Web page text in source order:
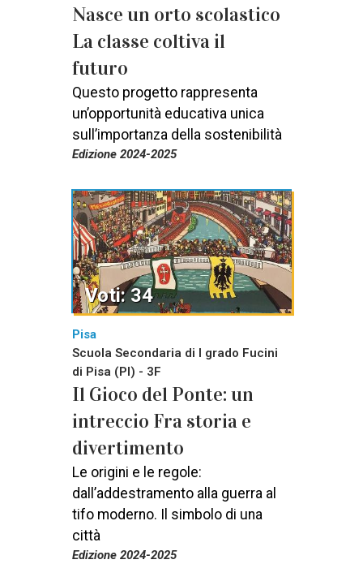
Nasce un orto scolastico
La classe coltiva il
futuro
Questo progetto rappresenta
un’opportunità educativa unica
sull’importanza della sostenibilità
Edizione 2024-2025
Pisa
Scuola Secondaria di I grado Fucini
di Pisa (PI) - 3F
Il Gioco del Ponte: un
intreccio Fra storia e
divertimento
Le origini e le regole:
dall’addestramento alla guerra al
tifo moderno. Il simbolo di una
città
Edizione 2024-2025
Voti: 34